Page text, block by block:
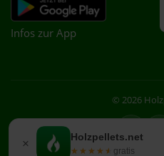
× Holzpellets.net
★★★★★
★★★★★ gratis
Infos zur App
© 2026